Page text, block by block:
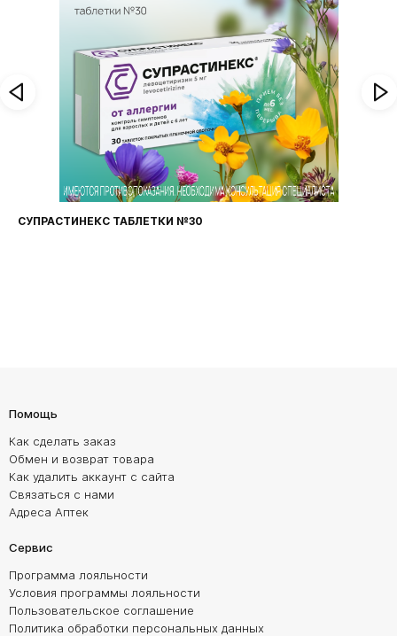
СУПРАСТИНЕКС ТАБЛЕТКИ №30
Помощь
Как сделать заказ
Обмен и возврат товара
Как удалить аккаунт с сайта
Связаться с нами
Адреса Аптек
Сервис
Программа лояльности
Условия программы лояльности
Пользовательское соглашение
Политика обработки персональных данных